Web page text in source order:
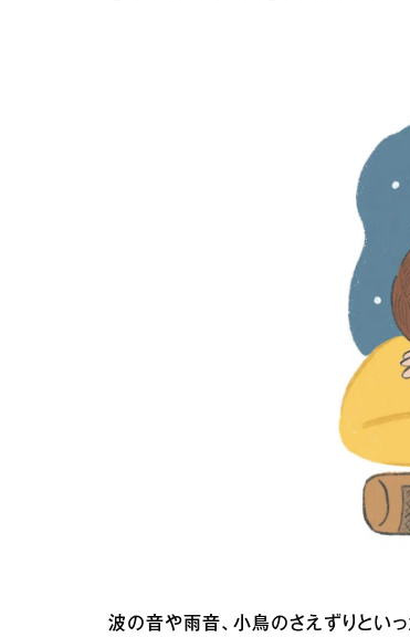
波の音や雨音、小鳥のさえずりとい